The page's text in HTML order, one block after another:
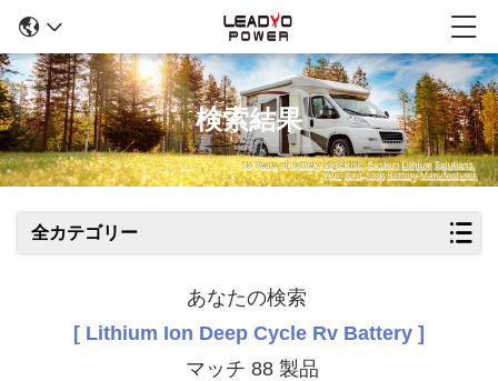
検索結果
全カテゴリー
あなたの検索
[ Lithium Ion Deep Cycle Rv Battery ]
マッチ 88 製品